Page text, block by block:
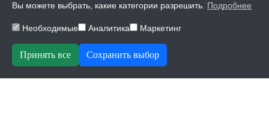
Происшествия
Скандалы
Вы можете выбрать, какие категории разрешить. Подробнее
Необходимые Аналитика Маркетинг
Принять все Сохранить выбор